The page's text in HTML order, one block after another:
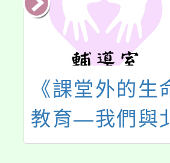
《課堂外的生
教育—我們與
護校犬的美好